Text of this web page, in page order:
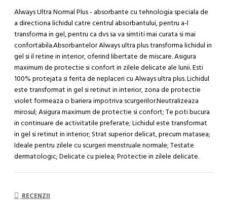
Always Ultra Normal Plus - absorbante cu tehnologia speciala de
a directiona lichidul catre centrul absorbantului, pentru a-l
transforma in gel, pentru ca dvs sa va simtiti mai curata si mai
confortabila.Absorbantelor Always ultra plus transforma lichidul in
gel si il retine in interior, oferind libertate de miscare. Asigura
maximum de protectie si confort in zilele delicate ale lunii. Esti
100% protejata si ferita de neplaceri cu Always ultra plus. Lichidul
este transformat in gel si retinut in interior, zona de protectie
violet formeaza o bariera impotriva scurgerilor.Neutralizeaza
mirosul; Asigura maximum de protectie si confort; Te poti bucura
in continuare de activitatile preferate; Lichidul este transformat
in gel si retinut in interior; Strat superior delicat, precum matasea;
Ideale pentru zilele cu scurgeri menstruale normale; Testate
dermatologic; Delicate cu pielea; Protectie in zilele delicate.
RECENZII